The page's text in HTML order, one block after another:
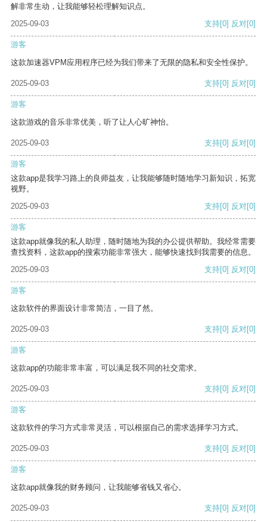
解非常生动，让我能够轻松理解知识点。
2025-09-03
支持[0] 反对[0]
游客
这款加速器VPM应用程序已经为我们带来了无限的隐私和安全性保护。
2025-09-03 支持[0] 反对[0]
游客
这款游戏的音乐非常优美，听了让人心旷神怡。
2025-09-03 支持[0] 反对[0]
游客
这款app是我学习路上的良师益友，让我能够随时随地学习新知识，拓宽
视野。
2025-09-03
支持[0] 反对[0]
游客
这款app就像我的私人助理，随时随地为我的办公提供帮助。我经常需要
查找资料，这款app的搜索功能非常强大，能够快速找到我需要的信息。
2025-09-03
支持[0] 反对[0]
游客
这款软件的界面设计非常简洁，一目了然。
2025-09-03 支持[0] 反对[0]
游客
这款app的功能非常丰富，可以满足我不同的社交需求。
2025-09-03 支持[0] 反对[0]
游客
这款软件的学习方式非常灵活，可以根据自己的需求选择学习方式。
2025-09-03 支持[0] 反对[0]
游客
这款app就像我的财务顾问，让我能够省钱又省心。
2025-09-03 支持[0] 反对[0]